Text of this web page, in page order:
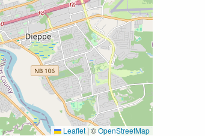
Leaflet|©OpenStreetMap